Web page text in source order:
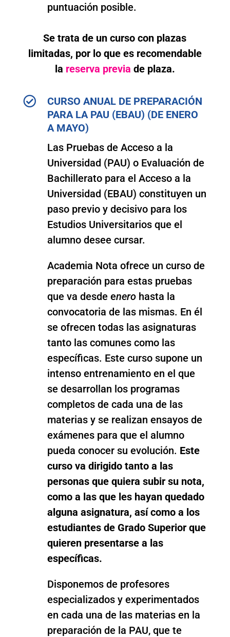
puntuación posible.
Se trata de un curso con plazas
limitadas, por lo que es recomendable
la reserva previa de plaza.

CURSO ANUAL DE PREPARACIÓN
PARA LA PAU (EBAU) (DE ENERO
A MAYO)
Las Pruebas de Acceso a la
Universidad (PAU) o Evaluación de
Bachillerato para el Acceso a la
Universidad (EBAU) constituyen un
paso previo y decisivo para los
Estudios Universitarios que el
alumno desee cursar.
Academia Nota ofrece un curso de
preparación para estas pruebas
que va desde enero hasta la
convocatoria de las mismas. En él
se ofrecen todas las asignaturas
tanto las comunes como las
específicas. Este curso supone un
intenso entrenamiento en el que
se desarrollan los programas
completos de cada una de las
materias y se realizan ensayos de
exámenes para que el alumno
pueda conocer su evolución. Este
curso va dirigido tanto a las
personas que quiera subir su nota,
como a las que les hayan quedado
alguna asignatura, así como a los
estudiantes de Grado Superior que
quieren presentarse a las
específicas.
Disponemos de profesores
especializados y experimentados
en cada una de las materias en la
preparación de la PAU, que te